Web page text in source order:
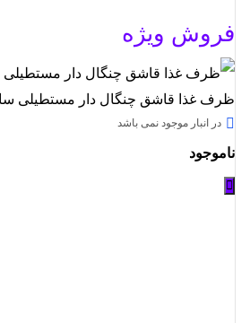
فروش ویژه
ظرف غذا قاشق چنگال دار مستطیلی ساده
در انبار موجود نمی باشد
ناموجود